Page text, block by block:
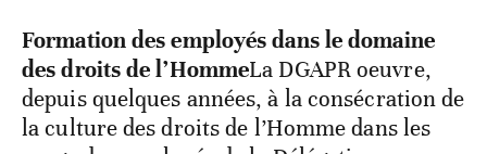
Formation des employés dans le domaine
des droits de l’HommeLa DGAPR oeuvre,
depuis quelques années, à la consécration de
la culture des droits de l’Homme dans les